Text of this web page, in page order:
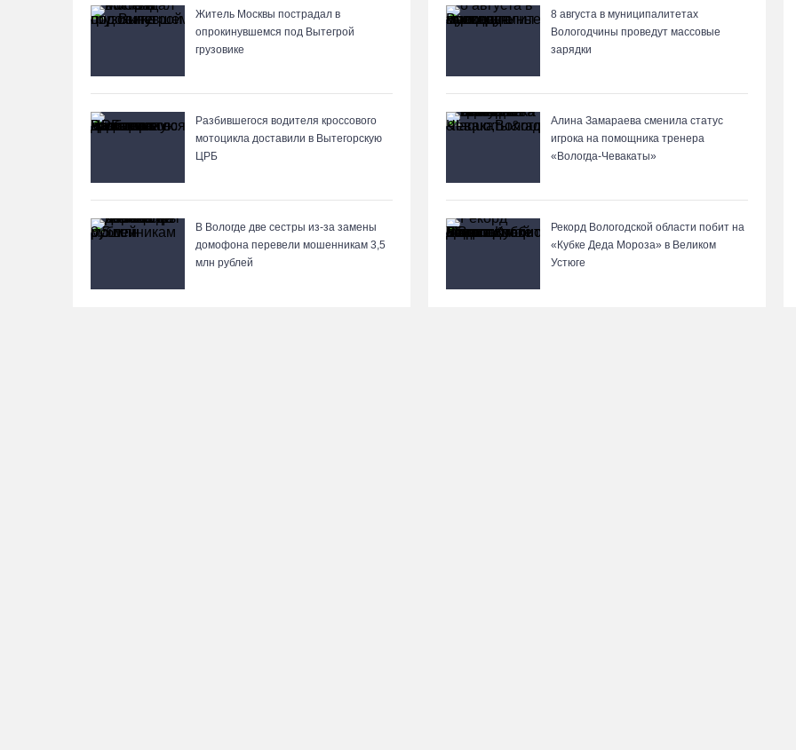
Житель Москвы пострадал в
опрокинувшемся под Вытегрой
грузовике
Разбившегося водителя кроссового
мотоцикла доставили в Вытегорскую
ЦРБ
В Вологде две сестры из-за замены
домофона перевели мошенникам 3,5
млн рублей
8 августа в муниципалитетах
Вологодчины проведут массовые
зарядки
Алина Замараева сменила статус
игрока на помощника тренера
«Вологда-Чевакаты»
Рекорд Вологодской области побит на
«Кубке Деда Мороза» в Великом
Устюге